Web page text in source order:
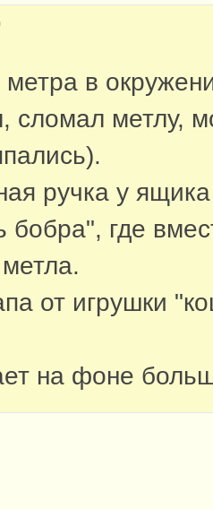
в
сломал метлу,
ручка у
бобра", где
от игрушки
на фоне